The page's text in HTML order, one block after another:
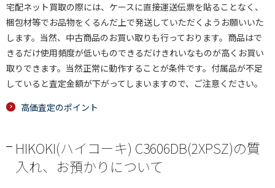
宅配ネット買取の際には、ケースに直接運送伝票を貼ることなく、
梱包材等でお品物をくるんだ上で発送していただくようお願いいた
します。当然、中古商品のお買い取りも行っております。商品はで
きるだけ使用頻度が低いものできるだけきれいなものが高くお買い
取りできます。当然正常に動作することが条件です。付属品が不足
していると査定金額が下がってしまいますので、ご注意ください。
高価査定のポイント
HIKOKI(ハイコーキ) C3606DB(2XPSZ)の質
入れ、お預かりについて